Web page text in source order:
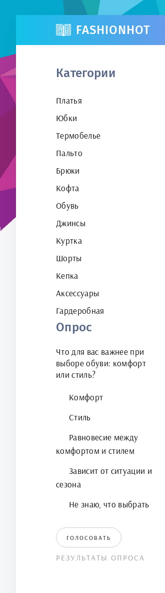
FASHIONHOT
Категории
Платья
Юбки
Термобелье
Пальто
Брюки
Кофта
Обувь
Джинсы
Куртка
Шорты
Кепка
Аксессуары
Гардеробная
Опрос
Что для вас важнее при
выборе обуви: комфорт
или стиль?
Комфорт
Стиль
Равновесие между
комфортом и стилем
Зависит от ситуации и
сезона
Не знаю, что выбрать
ГОЛОСОВАТЬ
РЕЗУЛЬТАТЫ ОПРОСА